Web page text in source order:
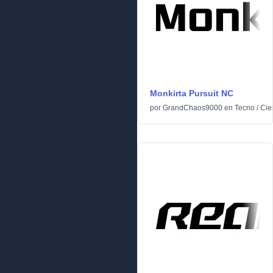
Monkirta Pursuit NC
por GrandChaos9000 en Tecno /